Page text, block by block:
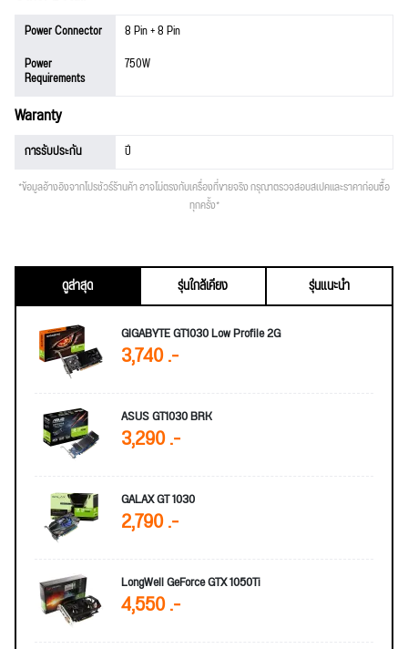
Power Connector
8 Pin + 8 Pin
Power
Requirements
750W
Waranty
การรับประกัน ปี
*ข้อมูลอ้างอิงจากโปรชัวร์ร้านค้า อาจไม่ตรงกับเครื่องที่ขายจริง กรุณาตรวจสอบสเปคและราคาก่อนซื้อ
ทุกครั้ง*
ดูล่าสุด รุ่นใกล้เคียง
รุ่นแนะนำ
GIGABYTE GT1030 Low Profile 2G
3,740 .-
ASUS GT1030 BRK
3,290 .-
GALAX GT 1030
2,790 .-
LongWell GeForce GTX 1050Ti
4,550 .-